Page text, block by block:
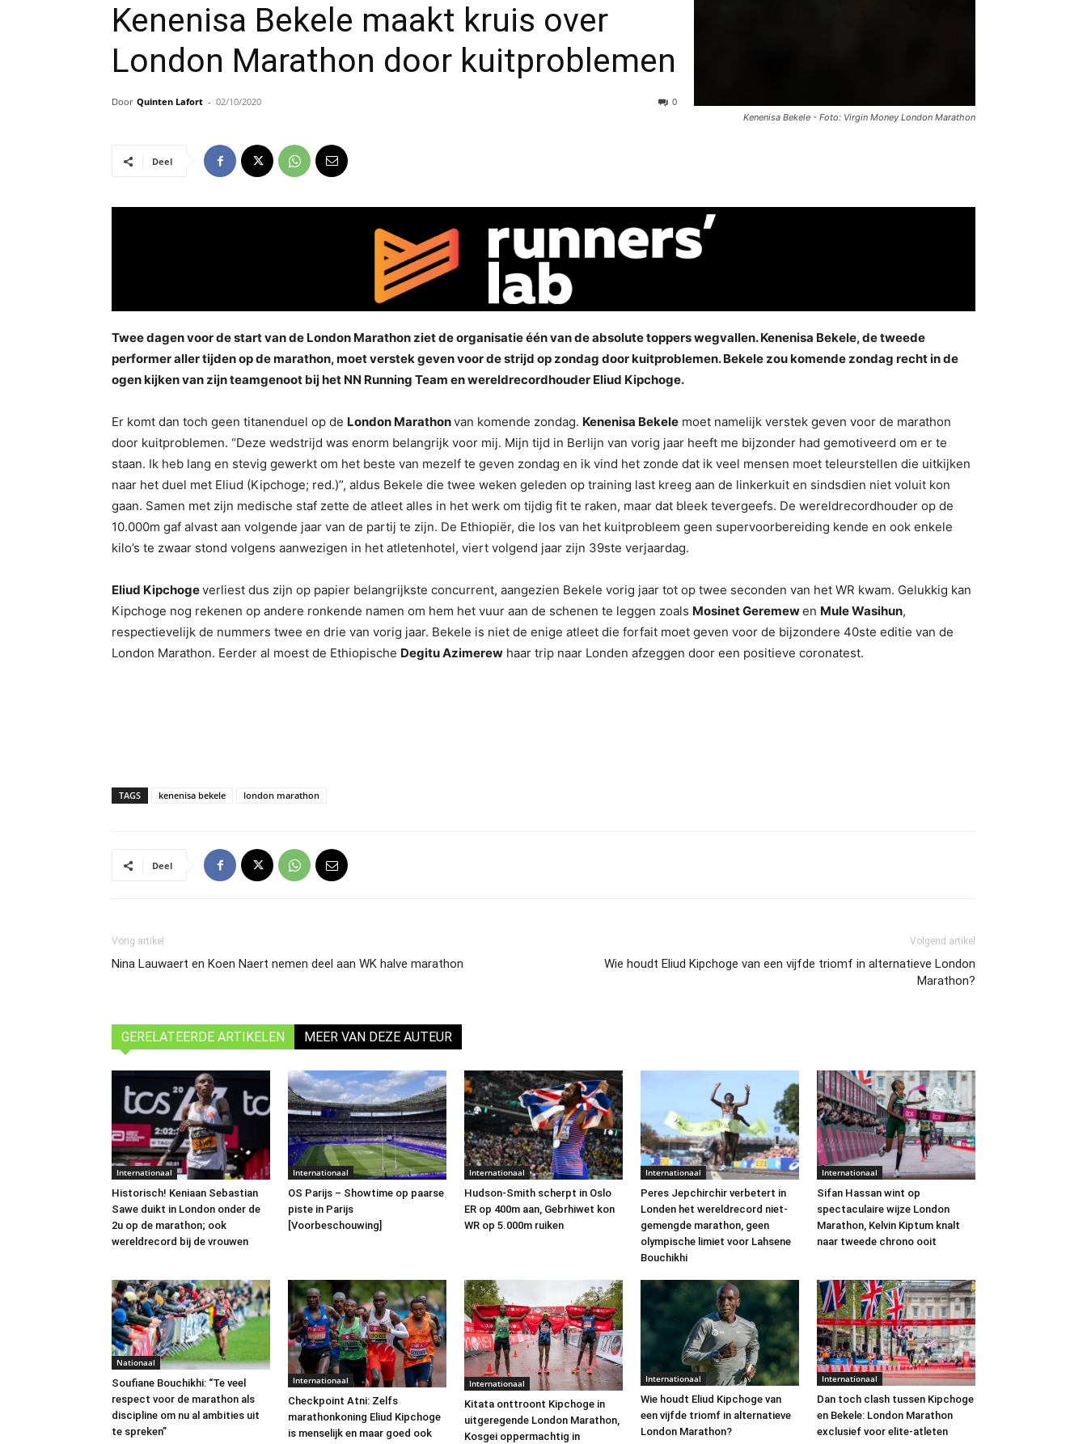
Kenenisa Bekele - Foto: Virgin Money London Marathon
Kenenisa Bekele maakt kruis over
London Marathon door kuitproblemen
Door Quinten Lafort - 02/10/2020 0
Deel
Twee dagen voor de start van de London Marathon ziet de organisatie één van de absolute toppers wegvallen. Kenenisa Bekele, de tweede
performer aller tijden op de marathon, moet verstek geven voor de strijd op zondag door kuitproblemen. Bekele zou komende zondag recht in de
ogen kijken van zijn teamgenoot bij het NN Running Team en wereldrecordhouder Eliud Kipchoge.
Er komt dan toch geen titanenduel op de London Marathonvan komende zondag. Kenenisa Bekele moet namelijk verstek geven voor de marathon
door kuitproblemen. “Deze wedstrijd was enorm belangrijk voor mij. Mijn tijd in Berlijn van vorig jaar heeft me bijzonder had gemotiveerd om er te
staan. Ik heb lang en stevig gewerkt om het beste van mezelf te geven zondag en ik vind het zonde dat ik veel mensen moet teleurstellen die uitkijken
naar het duel met Eliud (Kipchoge; red.)”, aldus Bekele die twee weken geleden op training last kreeg aan de linkerkuit en sindsdien niet voluit kon
gaan. Samen met zijn medische staf zette de atleet alles in het werk om tijdig fit te raken, maar dat bleek tevergeefs. De wereldrecordhouder op de
10.000m gaf alvast aan volgende jaar van de partij te zijn. De Ethiopiër, die los van het kuitprobleem geen supervoorbereiding kende en ook enkele
kilo’s te zwaar stond volgens aanwezigen in het atletenhotel, viert volgend jaar zijn 39ste verjaardag.
Eliud Kipchogeverliest dus zijn op papier belangrijkste concurrent, aangezien Bekele vorig jaar tot op twee seconden van het WR kwam. Gelukkig kan
Kipchoge nog rekenen op andere ronkende namen om hem het vuur aan de schenen te leggen zoals Mosinet Geremewen Mule Wasihun,
respectievelijk de nummers twee en drie van vorig jaar. Bekele is niet de enige atleet die forfait moet geven voor de bijzondere 40ste editie van de
London Marathon. Eerder al moest de Ethiopische Degitu Azimerew haar trip naar Londen afzeggen door een positieve coronatest.
TAGS kenenisa bekele london marathon
Deel
Vorig artikel
Nina Lauwaert en Koen Naert nemen deel aan WK halve marathon
Volgend artikel
Wie houdt Eliud Kipchoge van een vijfde triomf in alternatieve London
Marathon?
GERELATEERDE ARTIKELEN MEER VAN DEZE AUTEUR
Internationaal
Historisch! Keniaan Sebastian
Sawe duikt in London onder de
2u op de marathon; ook
wereldrecord bij de vrouwen
Internationaal
OS Parijs – Showtime op paarse
piste in Parijs
[Voorbeschouwing]
Internationaal
Hudson-Smith scherpt in Oslo
ER op 400m aan, Gebrhiwet kon
WR op 5.000m ruiken
Internationaal
Peres Jepchirchir verbetert in
Londen het wereldrecord niet-
gemengde marathon, geen
olympische limiet voor Lahsene
Bouchikhi
Internationaal
Sifan Hassan wint op
spectaculaire wijze London
Marathon, Kelvin Kiptum knalt
naar tweede chrono ooit
Nationaal
Soufiane Bouchikhi: “Te veel
respect voor de marathon als
discipline om nu al ambities uit
te spreken”
Internationaal
Checkpoint Atni: Zelfs
marathonkoning Eliud Kipchoge
is menselijk en maar goed ook
Internationaal
Kitata onttroont Kipchoge in
uitgeregende London Marathon,
Kosgei oppermachtig in
Internationaal
Wie houdt Eliud Kipchoge van
een vijfde triomf in alternatieve
London Marathon?
Internationaal
Dan toch clash tussen Kipchoge
en Bekele: London Marathon
exclusief voor elite-atleten